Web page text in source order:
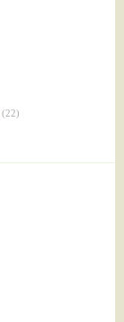
(22)